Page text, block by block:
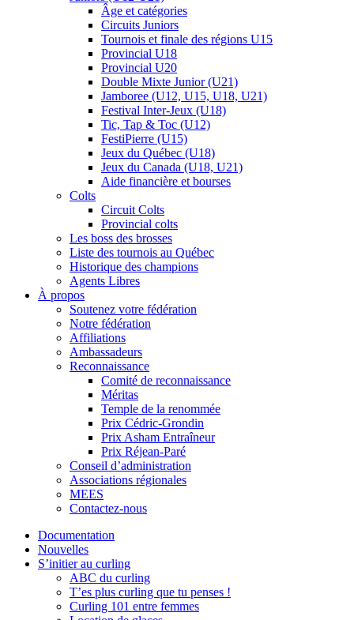
Âge et catégories
Circuits Juniors
Tournois et finale des régions U15
Provincial U18
Provincial U20
Double Mixte Junior (U21)
Jamboree (U12, U15, U18, U21)
Festival Inter-Jeux (U18)
Tic, Tap & Toc (U12)
FestiPierre (U15)
Jeux du Québec (U18)
Jeux du Canada (U18, U21)
Aide financière et bourses
Colts
Circuit Colts
Provincial colts
Les boss des brosses
Liste des tournois au Québec
Historique des champions
Agents Libres
À propos
Soutenez votre fédération
Notre fédération
Affiliations
Ambassadeurs
Reconnaissance
Comité de reconnaissance
Méritas
Temple de la renommée
Prix Cédric-Grondin
Prix Asham Entraîneur
Prix Réjean-Paré
Conseil d’administration
Associations régionales
MEES
Contactez-nous
Documentation
Nouvelles
S’initier au curling
ABC du curling
T’es plus curling que tu penses !
Curling 101 entre femmes